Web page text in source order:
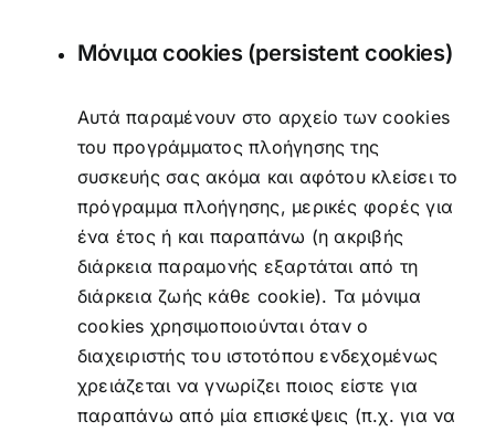
Μόνιμα cookies (persistent cookies)
Αυτά παραμένουν στο αρχείο των cookies
του προγράμματος πλοήγησης της
συσκευής σας ακόμα και αφότου κλείσει το
πρόγραμμα πλοήγησης, μερικές φορές για
ένα έτος ή και παραπάνω (η ακριβής
διάρκεια παραμονής εξαρτάται από τη
διάρκεια ζωής κάθε cookie). Τα μόνιμα
cookies χρησιμοποιούνται όταν ο
διαχειριστής του ιστοτόπου ενδεχομένως
χρειάζεται να γνωρίζει ποιος είστε για
παραπάνω από μία επισκέψεις (π.χ. για να